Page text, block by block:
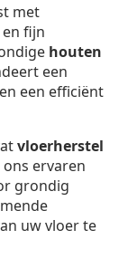
met
en fijn
houten
een
en een efficiënt
vloerherstel
ervaren
grondig
uw vloer te